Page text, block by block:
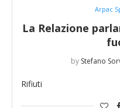
Arpac
La Relazione
by Stefano
Rifiuti